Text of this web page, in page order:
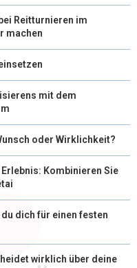
Reitturnieren im
machen
mit dem
oder Wirklichkeit?
Kombinieren Sie
dich für einen festen
wirklich über deine